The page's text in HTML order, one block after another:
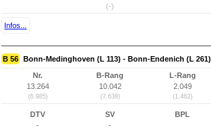
(-)
Infos...
B 56 Bonn-Medinghoven (L 113) - Bonn-Endenich (L 261)
Nr.
13.264
(6.985)
B-Rang
10.042
(7.638)
L-Rang
2.049
(1.462)
DTV
-
SV
-
BPL